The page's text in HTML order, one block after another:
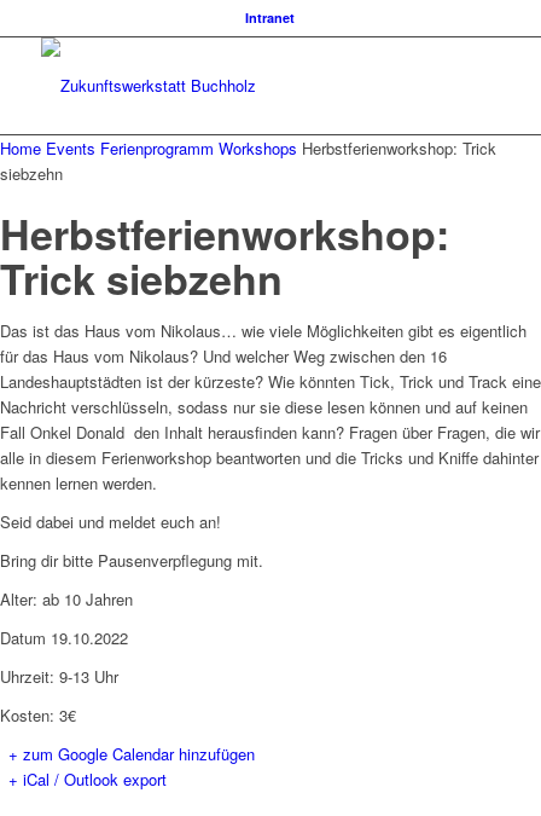
Intranet
Home Events Ferienprogramm Workshops Herbstferienworkshop: Trick
siebzehn
Herbstferienworkshop:
Trick siebzehn
Das ist das Haus vom Nikolaus… wie viele Möglichkeiten gibt es eigentlich
für das Haus vom Nikolaus? Und welcher Weg zwischen den 16
Landeshauptstädten ist der kürzeste? Wie könnten Tick, Trick und Track eine
Nachricht verschlüsseln, sodass nur sie diese lesen können und auf keinen
Fall Onkel Donald den Inhalt herausfinden kann? Fragen über Fragen, die wir
alle in diesem Ferienworkshop beantworten und die Tricks und Kniffe dahinter
kennen lernen werden.
Seid dabei und meldet euch an!
Bring dir bitte Pausenverpflegung mit.
Alter: ab 10 Jahren
Datum 19.10.2022
Uhrzeit: 9-13 Uhr
Kosten: 3€
+ zum Google Calendar hinzufügen
+ iCal / Outlook export